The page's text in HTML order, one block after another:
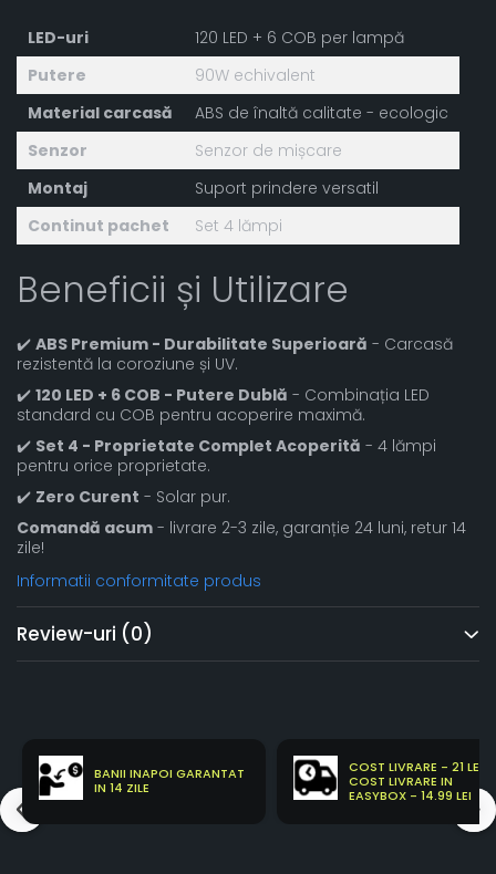
LED-uri
120 LED + 6 COB per lampă
Putere
90W echivalent
Material carcasă
ABS de înaltă calitate - ecologic
Senzor
Senzor de mișcare
Montaj
Suport prindere versatil
Continut pachet
Set 4 lămpi
Beneficii și Utilizare
✔️ ABS Premium - Durabilitate Superioară - Carcasă
rezistentă la coroziune și UV.
✔️ 120 LED + 6 COB - Putere Dublă - Combinația LED
standard cu COB pentru acoperire maximă.
✔️ Set 4 - Proprietate Complet Acoperită - 4 lămpi
pentru orice proprietate.
✔️ Zero Curent - Solar pur.
Comandă acum - livrare 2-3 zile, garanție 24 luni, retur 14
zile!
Informatii conformitate produs
Review-uri (0)
BANII INAPOI GARANTAT
IN 14 ZILE
COST LIVRARE - 21 LEI
COST LIVRARE IN
EASYBOX - 14.99 LEI